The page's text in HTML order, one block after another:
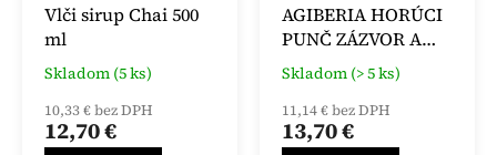
Vlči sirup Chai 500
ml
Skladom (5 ks)
10,33 € bez DPH
12,70 €
AGIBERIA HORÚCI
PUNČ ZÁZVOR A
CITRÓN 1000 G
Skladom (> 5 ks)
11,14 € bez DPH
13,70 €